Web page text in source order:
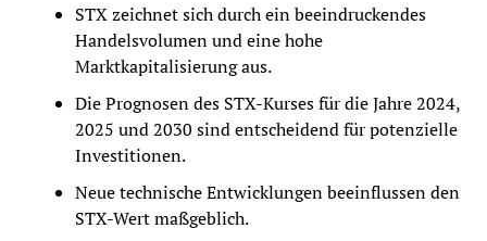
STX zeichnet sich durch ein beeindruckendes
Handelsvolumen und eine hohe
Marktkapitalisierung aus.
Die Prognosen des STX-Kurses für die Jahre 2024,
2025 und 2030 sind entscheidend für potenzielle
Investitionen.
Neue technische Entwicklungen beeinflussen den
STX-Wert maßgeblich.